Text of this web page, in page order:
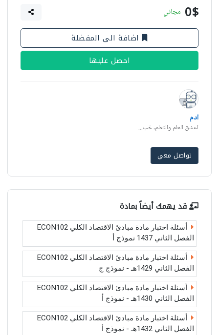
0$ مجاني
اضافة الى المفضلة
احصل عليها
ادم
اعشق العلم والتعلم, خب...
تواصل معي
قد يهمك أيضاً بمادة
أسئلة اختبار مادة مبادئ الاقتصاد الكلي ECON102
الفصل الثاني 1437 نموذج أ
أسئلة اختبار مادة مبادئ الاقتصاد الكلي ECON102
الفصل الثاني 1429هـ - نموذج ج
أسئلة اختبار مادة مبادئ الاقتصاد الكلي ECON102
الفصل الثاني 1430هـ - نموذج أ
أسئلة اختبار مادة مبادئ الاقتصاد الكلي ECON102
الفصل الثاني 1432هـ - نموذج أ